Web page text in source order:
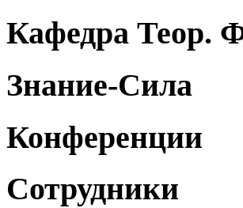
Кафедра Теор.
Знание-Сила
Конференции
Сотрудники